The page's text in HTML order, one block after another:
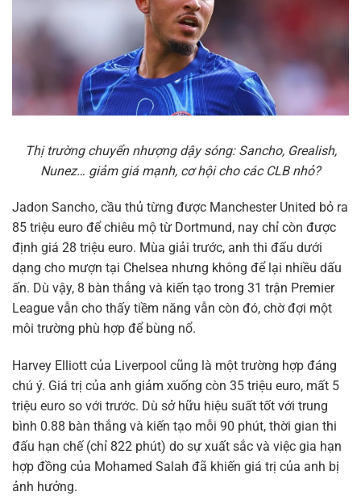
Thị trường chuyển nhượng dậy sóng: Sancho, Grealish,
Nunez… giảm giá mạnh, cơ hội cho các CLB nhỏ?
Jadon Sancho, cầu thủ từng được Manchester United bỏ ra
85 triệu euro để chiêu mộ từ Dortmund, nay chỉ còn được
định giá 28 triệu euro. Mùa giải trước, anh thi đấu dưới
dạng cho mượn tại Chelsea nhưng không để lại nhiều dấu
ấn. Dù vậy, 8 bàn thắng và kiến tạo trong 31 trận Premier
League vẫn cho thấy tiềm năng vẫn còn đó, chờ đợi một
môi trường phù hợp để bùng nổ.
Harvey Elliott của Liverpool cũng là một trường hợp đáng
chú ý. Giá trị của anh giảm xuống còn 35 triệu euro, mất 5
triệu euro so với trước. Dù sở hữu hiệu suất tốt với trung
bình 0.88 bàn thắng và kiến tạo mỗi 90 phút, thời gian thi
đấu hạn chế (chỉ 822 phút) do sự xuất sắc và việc gia hạn
hợp đồng của Mohamed Salah đã khiến giá trị của anh bị
ảnh hưởng.